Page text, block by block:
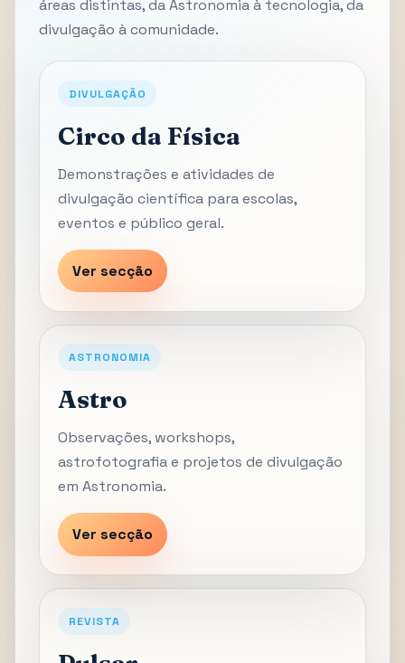
áreas distintas, da Astronomia à tecnologia, da
divulgação à comunidade.
DIVULGAÇÃO
Circo da Física
Demonstrações e atividades de
divulgação científica para escolas,
eventos e público geral.
Ver secção
ASTRONOMIA
Astro
Observações, workshops,
astrofotografia e projetos de divulgação
em Astronomia.
Ver secção
REVISTA